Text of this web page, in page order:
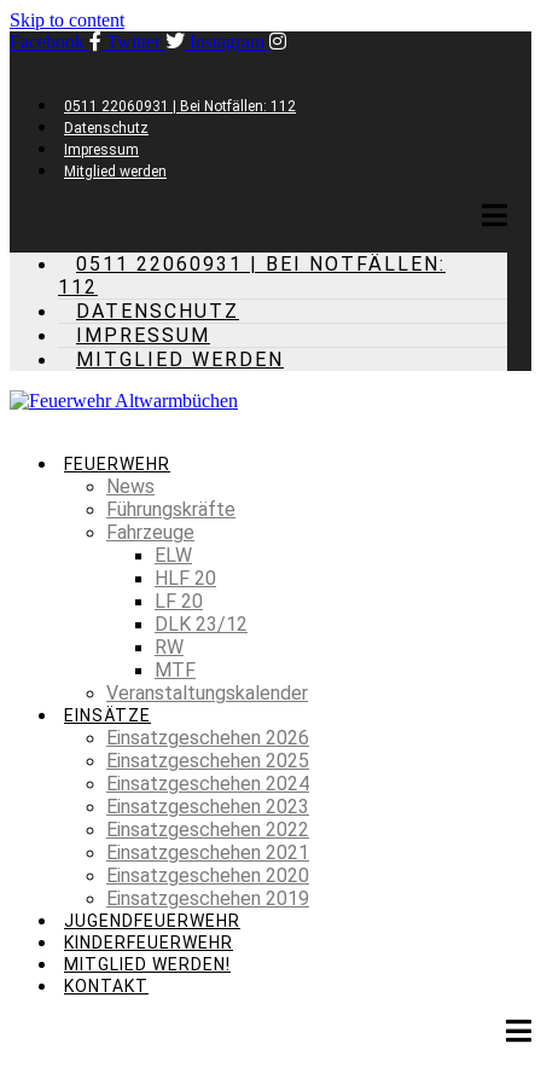
Skip to content
Facebook
Twitter Instagram
0511 22060931 | Bei Notfällen: 112
Datenschutz
Impressum
Mitglied werden
0511 22060931 | BEI NOTFÄLLEN:
112
DATENSCHUTZ
IMPRESSUM
MITGLIED WERDEN
FEUERWEHR
News
Führungskräfte
Fahrzeuge
ELW
HLF 20
LF 20
DLK 23/12
RW
MTF
Veranstaltungskalender
EINSÄTZE
Einsatzgeschehen 2026
Einsatzgeschehen 2025
Einsatzgeschehen 2024
Einsatzgeschehen 2023
Einsatzgeschehen 2022
Einsatzgeschehen 2021
Einsatzgeschehen 2020
Einsatzgeschehen 2019
JUGENDFEUERWEHR
KINDERFEUERWEHR
MITGLIED WERDEN!
KONTAKT